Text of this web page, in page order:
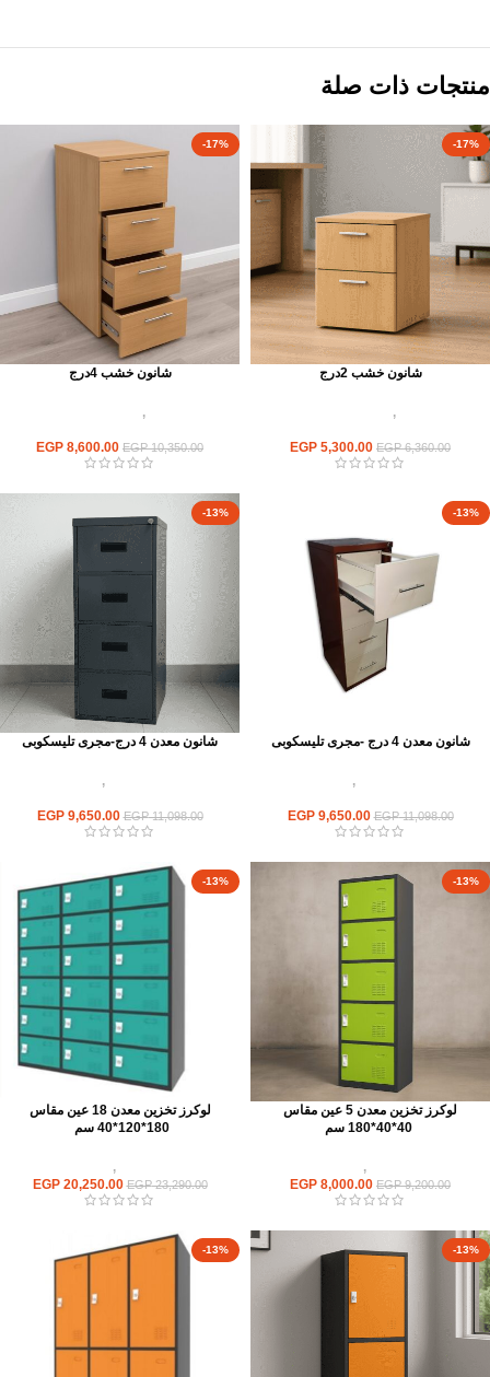
منتجات ذات صلة
-17%
شانون خشب 2درج
,
EGP6,360.00
EGP 5,300.00
-17%
شانون خشب 4درج
,
EGP10,350.00
EGP 8,600.00
-13%
شانون معدن 4 درج -مجرى تليسكوبى
وحدات تخزين,
EGP11,098.00
EGP9,650.00
-13%
شانون معدن 4 درج-مجرى تليسكوبى
وحدات تخزين,
EGP11,098.00
EGP9,650.00
-13%
لوكرز تخزين معدن 5 عين مقاس
,
EGP9,200.00
EGP 8,000.00
-13%
لوكرز تخزين معدن 18 عين مقاس
180*120*40 سم
,
EGP23,290.00
EGP20,250.00
-13%
-13%